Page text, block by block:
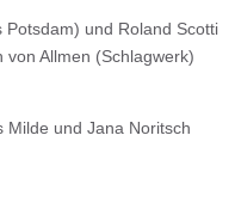
und Roland Scotti
Allmen (Schlagwerk)
Milde und Jana Noritsch